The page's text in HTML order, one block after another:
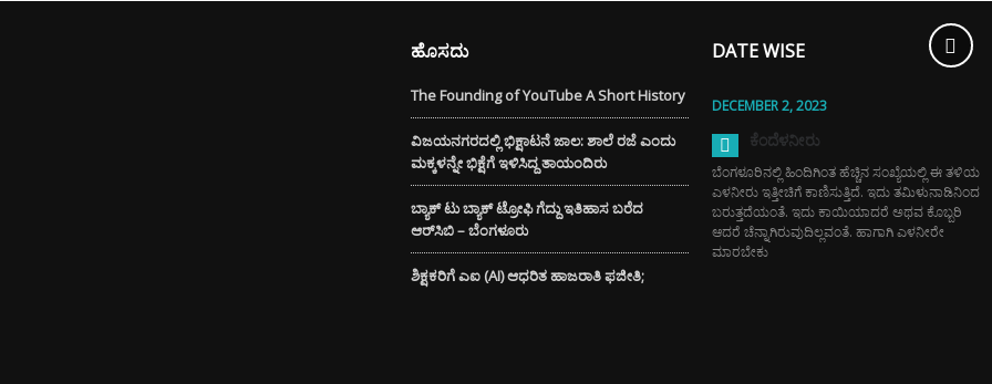
ಕೂದಲಿಗೆ ಬೀಟ್ರೂಟ್‌ನ ಈ
ಪ್ರಯತ್ನಿಸಿ
ಹೊಸದು
The Founding of YouTube A Short History
ವಿಜಯನಗರದಲ್ಲಿ ಭಿಕ್ಷಾಟನೆ ಜಾಲ: ಶಾಲೆ ರಜೆ ಎಂದು
ಮಕ್ಕಳನ್ನೇ ಭಿಕ್ಷೆಗೆ ಇಳಿಸಿದ್ದ ತಾಯಂದಿರು
ಬ್ಯಾಕ್ ಟು ಬ್ಯಾಕ್ ಟ್ರೋಫಿ ಗೆದ್ದು ಇತಿಹಾಸ ಬರೆದ
ಆರ್‌ಸಿಬಿ – ಬೆಂಗಳೂರು
ಶಿಕ್ಷಕರಿಗೆ ಎಐ (AI) ಆಧರಿತ ಹಾಜರಾತಿ ಫಜೀತಿ;
DATE WISE
DECEMBER 2, 2023
ಕೆಂದೆಳನೀರು
ಬೆಂಗಳೂರಿನಲ್ಲಿ ಹಿಂದಿಗಿಂತ ಹೆಚ್ಚಿನ ಸಂಖ್ಯೆಯಲ್ಲಿ ಈ ತಳಿಯ
ಎಳನೀರು ಇತ್ತೀಚಿಗೆ ಕಾಣಿಸುತ್ತಿದೆ. ಇದು ತಮಿಳುನಾಡಿನಿಂದ
ಬರುತ್ತದೆಯಂತೆ. ಇದು ಕಾಯಿಯಾದರೆ ಅಥವ ಕೊಬ್ಬರಿ
ಆದರೆ ಚೆನ್ನಾಗಿರುವುದಿಲ್ಲವಂತೆ. ಹಾಗಾಗಿ ಎಳನೀರೇ
ಮಾರಬೇಕು